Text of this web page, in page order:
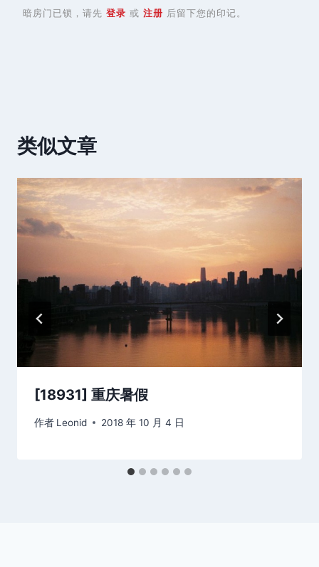
暗房门已锁，请先 登录 或 注册 后留下您的印记。
类似文章
[18931] 重庆暑假
作者 Leonid 2018 年 10 月 4 日